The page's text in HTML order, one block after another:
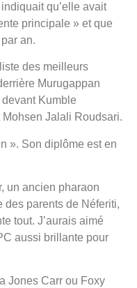
qu’elle avait
principale » et que
an.
des meilleurs
Murugappan
Kumble
Jalali Roudsari.
». Son diplôme est en
un ancien pharaon
des parents de Néferiti,
tout. J’aurais aimé
aussi brillante pour
Jones Carr ou Foxy